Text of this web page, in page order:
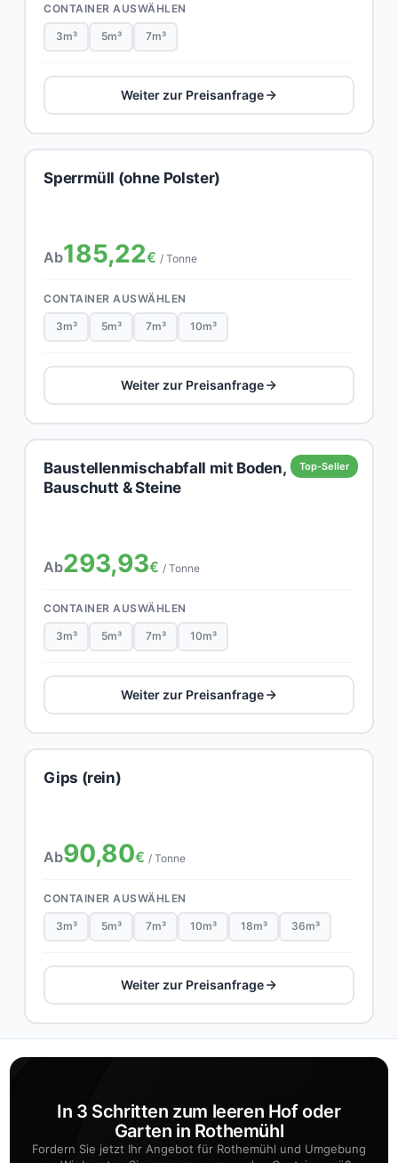
CONTAINER AUSWÄHLEN
3m³ 5m³ 7m³
Weiter zur Preisanfrage
Sperrmüll (ohne Polster)
Ab185,22€ / Tonne
CONTAINER AUSWÄHLEN
3m³ 5m³ 7m³ 10m³
Weiter zur Preisanfrage
Top-Seller
Baustellenmischabfall mit Boden,
Bauschutt & Steine
Ab293,93€ / Tonne
CONTAINER AUSWÄHLEN
3m³ 5m³ 7m³ 10m³
Weiter zur Preisanfrage
Gips (rein)
Ab90,80€ / Tonne
CONTAINER AUSWÄHLEN
3m³ 5m³ 7m³ 10m³ 18m³ 36m³
Weiter zur Preisanfrage
In 3 Schritten zum leeren Hof oder
Garten in Rothemühl
Fordern Sie jetzt Ihr Angebot für Rothemühl und Umgebung